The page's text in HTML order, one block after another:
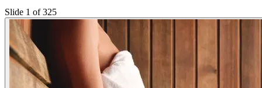
Slide 1 of 325